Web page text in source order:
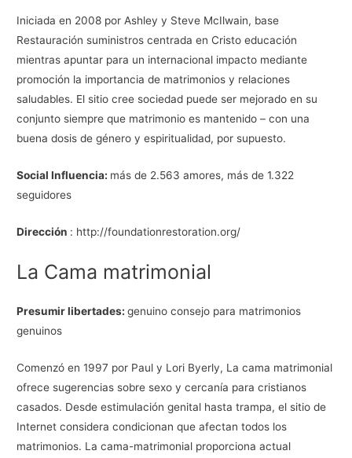
Iniciada en 2008 por Ashley y Steve McIlwain, base
Restauración suministros centrada en Cristo educación
mientras apuntar para un internacional impacto mediante
promoción la importancia de matrimonios y relaciones
saludables. El sitio cree sociedad puede ser mejorado en su
conjunto siempre que matrimonio es mantenido – con una
buena dosis de género y espiritualidad, por supuesto.
Social Influencia: más de 2.563 amores, más de 1.322
seguidores
Dirección : http://foundationrestoration.org/
La Cama matrimonial
Presumir libertades:genuino consejo para matrimonios
genuinos
Comenzó en 1997 por Paul y Lori Byerly, La cama matrimonial
ofrece sugerencias sobre sexo y cercanía para cristianos
casados. Desde estimulación genital hasta trampa, el sitio de
Internet considera condicionan que afectan todos los
matrimonios. La cama-matrimonial proporciona actual